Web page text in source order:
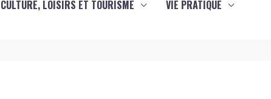
CULTURE, LOISIRS ET TOURISME VIE PRATIQUE